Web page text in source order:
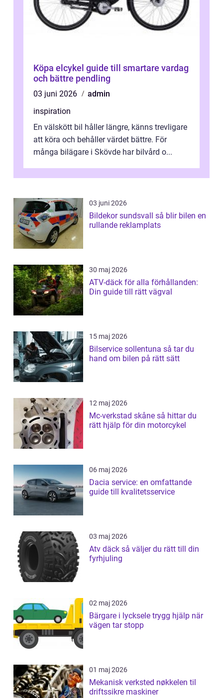
Köpa elcykel guide till smartare vardag
och bättre pendling
03 juni 2026
admin
inspiration
En välskött bil håller längre, känns trevligare
att köra och behåller värdet bättre. För
många bilägare i Skövde har bilvård o...
03 juni 2026
Bildekor sundsvall så blir bilen en
rullande reklamplats
30 maj 2026
ATV-däck för alla förhållanden:
Din guide till rätt vägval
15 maj 2026
Bilservice sollentuna så tar du
hand om bilen på rätt sätt
12 maj 2026
Mc-verkstad skåne så hittar du
rätt hjälp för din motorcykel
06 maj 2026
Dacia service: en omfattande
guide till kvalitetsservice
03 maj 2026
Atv däck så väljer du rätt till din
fyrhjuling
02 maj 2026
Bärgare i lycksele trygg hjälp när
vägen tar stopp
01 maj 2026
Mekanisk verksted nøkkelen til
driftssikre maskiner